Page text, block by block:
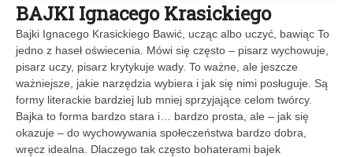
BAJKI Ignacego Krasickiego
Bajki Ignacego Krasickiego Bawić, ucząc albo uczyć, bawiąc To
jedno z haseł oświecenia. Mówi się często – pisarz wychowuje,
pisarz uczy, pisarz krytykuje wady. To ważne, ale jeszcze
ważniejsze, jakie narzędzia wybiera i jak się nimi posługuje. Są
formy literackie bardziej lub mniej sprzyjające celom twórcy.
Bajka to forma bardzo stara i… bardzo prosta, ale – jak się
okazuje – do wychowywania społeczeństwa bardzo dobra,
wręcz idealna. Dlaczego tak często bohaterami bajek